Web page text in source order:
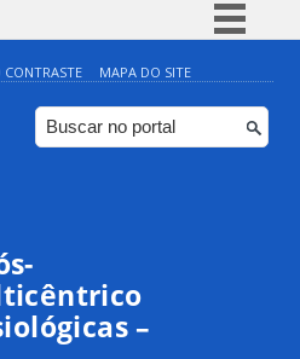
Simplifique!
Comunica BR
Participe
MAPA DO SITE
–